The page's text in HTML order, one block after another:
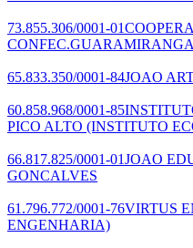
73.855.306/0001-01
65.833.350/0001-84JOAO
60.858.968/0001-85
PICO ALTO (INSTITUTO
66.817.825/0001-01JOAO
GONCALVES
61.796.772/0001-76VIRTUS
ENGENHARIA)